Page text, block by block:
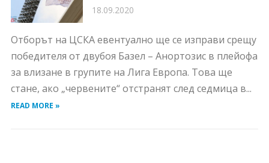
18.09.2020
Отборът на ЦСКА евентуално ще се изправи срещу
победителя от двубоя Базел – Анортозис в плейофа
за влизане в групите на Лига Европа. Това ще
стане, ако „червените“ отстранят след седмица в...
READ MORE »